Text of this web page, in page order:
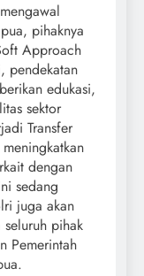
pihaknya
Approach
pendekatan
edukasi,
sektor
Transfer
dengan
sedang
juga akan
pihak
Pemerintah